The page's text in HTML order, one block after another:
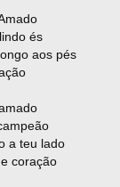
és
aos pés
a teu lado
coração